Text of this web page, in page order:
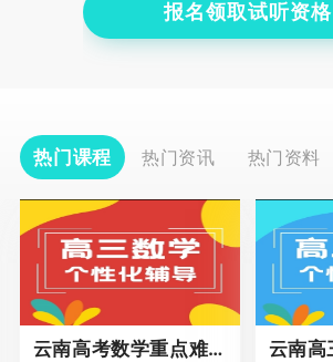
报名领取试听资格
热门课程 热门资讯 热门资料
云南高考数学重点难点冲刺班